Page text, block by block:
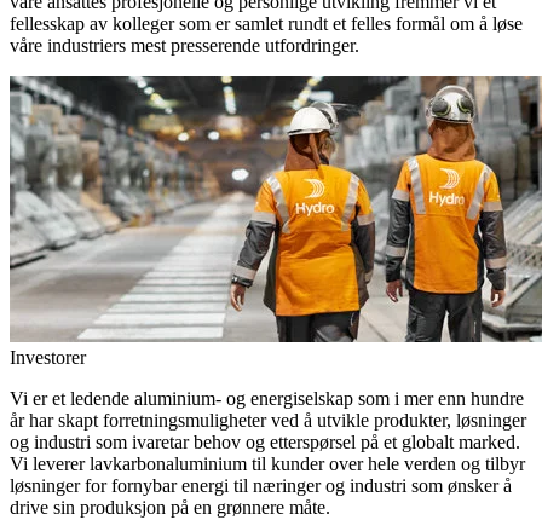
fellesskap av kolleger som er samlet rundt et felles formål om å løse
våre industriers mest presserende utfordringer.
Investorer
Vi er et ledende aluminium- og energiselskap som i mer enn hundre
år har skapt forretningsmuligheter ved å utvikle produkter, løsninger
og industri som ivaretar behov og etterspørsel på et globalt marked.
Vi leverer lavkarbonaluminium til kunder over hele verden og tilbyr
løsninger for fornybar energi til næringer og industri som ønsker å
drive sin produksjon på en grønnere måte.